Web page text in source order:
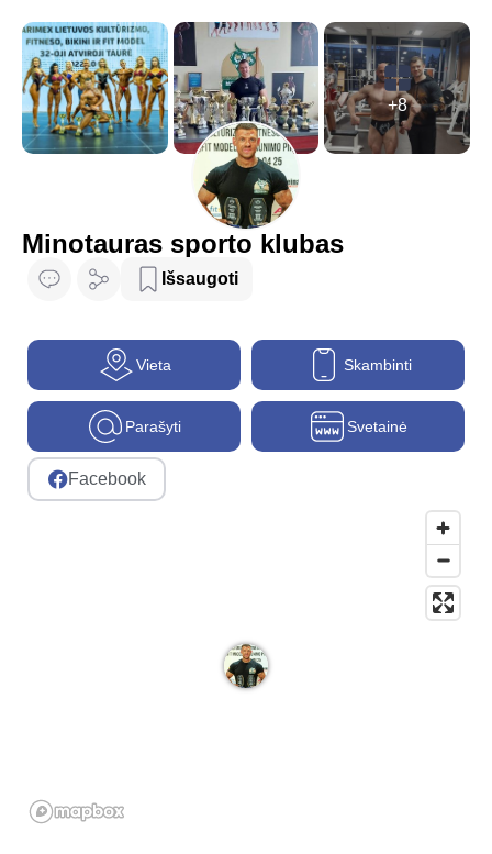
+8
Minotauras sporto klubas
Išsaugoti
Vieta Skambinti
Parašyti Svetainė
Facebook